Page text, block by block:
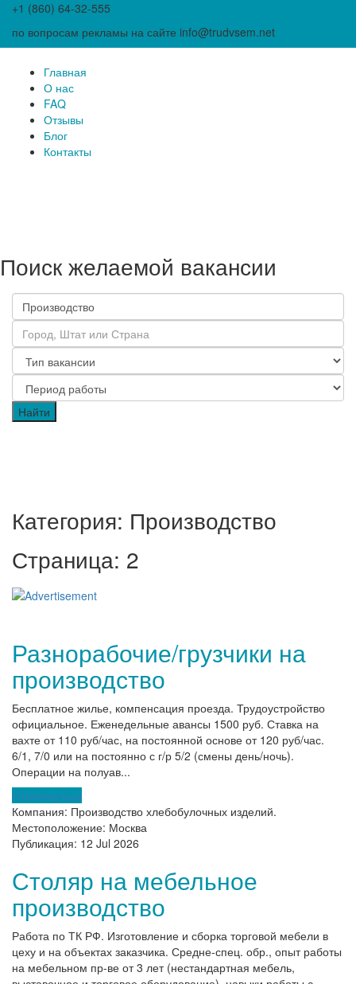
+1 (860) 64-32-555
по вопросам рекламы на сайте info@trudvsem.net
Главная
О нас
FAQ
Отзывы
Блог
Контакты
Поиск желаемой вакансии
Категория: Производство
Страница: 2
Разнорабочие/грузчики на
производство
Бесплатное жилье, компенсация проезда. Трудоустройство
официальное. Еженедельные авансы 1500 руб. Ставка на
вахте от 110 руб/час, на постоянной основе от 120 руб/час.
6/1, 7/0 или на постоянно с г/р 5/2 (смены день/ночь).
Операции на полуав...
Откликнуться
Компания: Производство хлебобулочных изделий.
Местоположение: Москва
Публикация: 12 Jul 2026
Столяр на мебельное
производство
Работа по ТК РФ. Изготовление и сборка торговой мебели в
цеху и на объектах заказчика. Средне-спец. обр., опыт работы
на мебельном пр-ве от 3 лет (нестандартная мебель,